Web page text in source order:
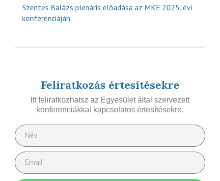
Szentes Balázs plenáris előadása az MKE 2025. évi
konferenciáján
Feliratkozás értesítésekre
Itt feliratkozhatsz az Egyesület által szervezett
konferenciákkal kapcsolatos értesítésekre.